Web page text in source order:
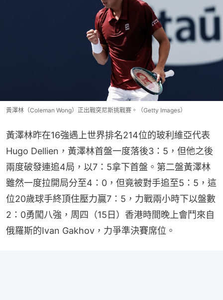
黃澤林（Coleman Wong）正出戰突尼斯挑戰賽。（Getty Images）
黃澤林昨在16強遇上世界排名214位的玻利維亞代表
Hugo Dellien，黃澤林首盤一度落後3：5，但他之後
兩度破發連追4局，以7：5拿下首盤。第二盤黃澤林
雖然一度拉開局分至4：0，但竟被對手追至5：5，這
位20歲球手終頂住壓力贏7：5，力戰兩小時下以盤數
2：0勇闖八強，周四（15日）香港時間晚上會鬥來自
俄羅斯的Ivan Gakhov，力爭準決賽席位。